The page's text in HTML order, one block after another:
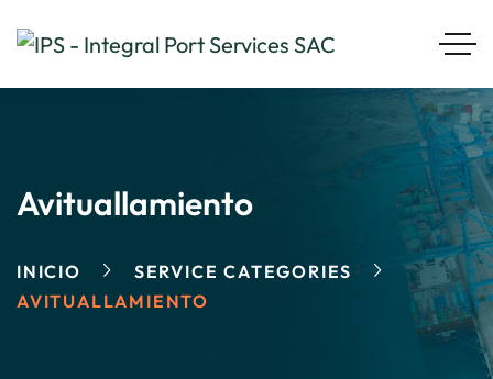
Avituallamiento
INICIO
SERVICE CATEGORIES
AVITUALLAMIENTO